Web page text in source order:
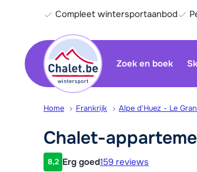
Compleet wintersportaanbod
Zoek en boek
Home Frankrijk Alpe d'Huez - Le
Chalet-
8,2 Erg goed159 reviews